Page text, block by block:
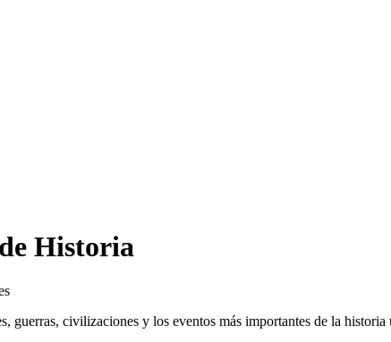
Historia
guerras, civilizaciones y los eventos más importantes de la historia